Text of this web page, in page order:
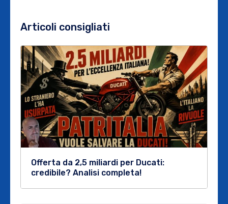
Articoli consigliati
Offerta da 2,5 miliardi per Ducati:
credibile? Analisi completa!